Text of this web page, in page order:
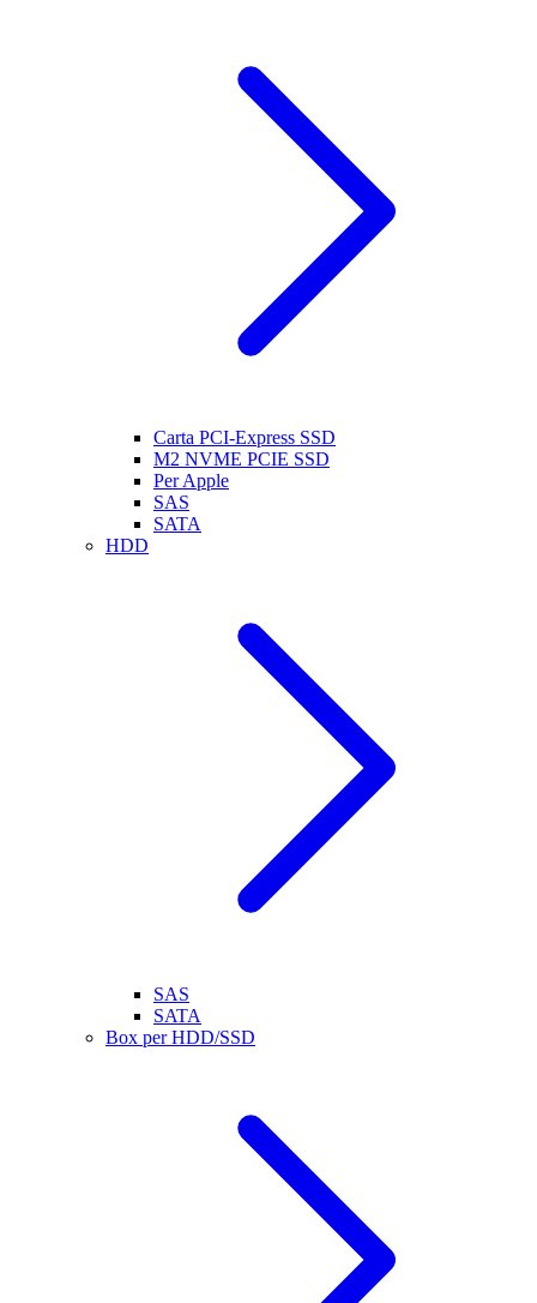
Carta PCI-Express SSD
M2 NVME PCIE SSD
Per Apple
SAS
SATA
HDD
SAS
SATA
Box per HDD/SSD